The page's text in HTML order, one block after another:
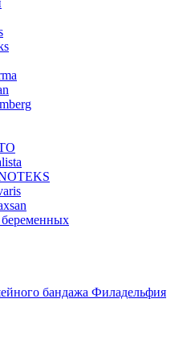
Ofa Bamberg
бандажа Филадельфия